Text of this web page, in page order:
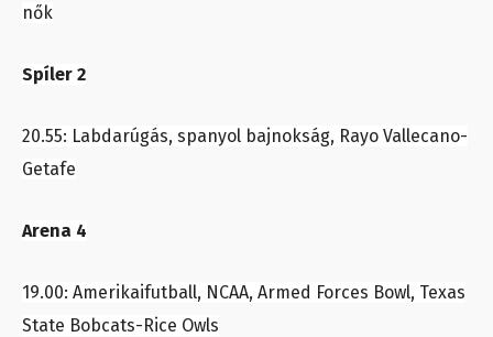
nők
Spíler 2
20.55: Labdarúgás, spanyol bajnokság, Rayo Vallecano-
Getafe
Arena 4
19.00: Amerikaifutball, NCAA, Armed Forces Bowl, Texas
State Bobcats-Rice Owls